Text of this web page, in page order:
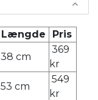
Længde
Pris
38 cm
369
kr
53 cm
549
kr